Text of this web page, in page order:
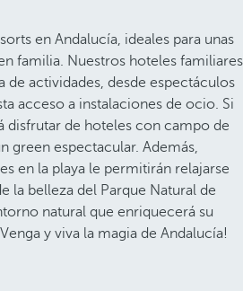
en Andalucía, ideales para unas
familia. Nuestros hoteles familiares
de actividades, desde espectáculos
acceso a instalaciones de ocio. Si
disfrutar de hoteles con campo de
green espectacular. Además,
en la playa le permitirán relajarse
la belleza del Parque Natural de
natural que enriquecerá su
y viva la magia de Andalucía!